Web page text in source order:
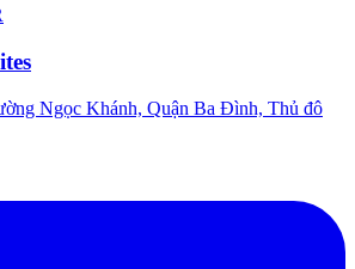
Ngọc Khánh, Quận Ba Đình, Thủ đô